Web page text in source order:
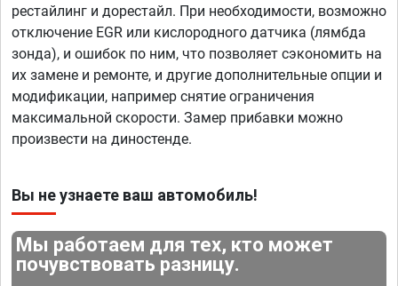
рестайлинг и дорестайл. При необходимости, возможно
отключение EGR или кислородного датчика (лямбда
зонда), и ошибок по ним, что позволяет сэкономить на
их замене и ремонте, и другие дополнительные опции и
модификации, например снятие ограничения
максимальной скорости. Замер прибавки можно
произвести на диностенде.
Вы не узнаете ваш автомобиль!
Мы работаем для тех, кто может
почувствовать разницу.